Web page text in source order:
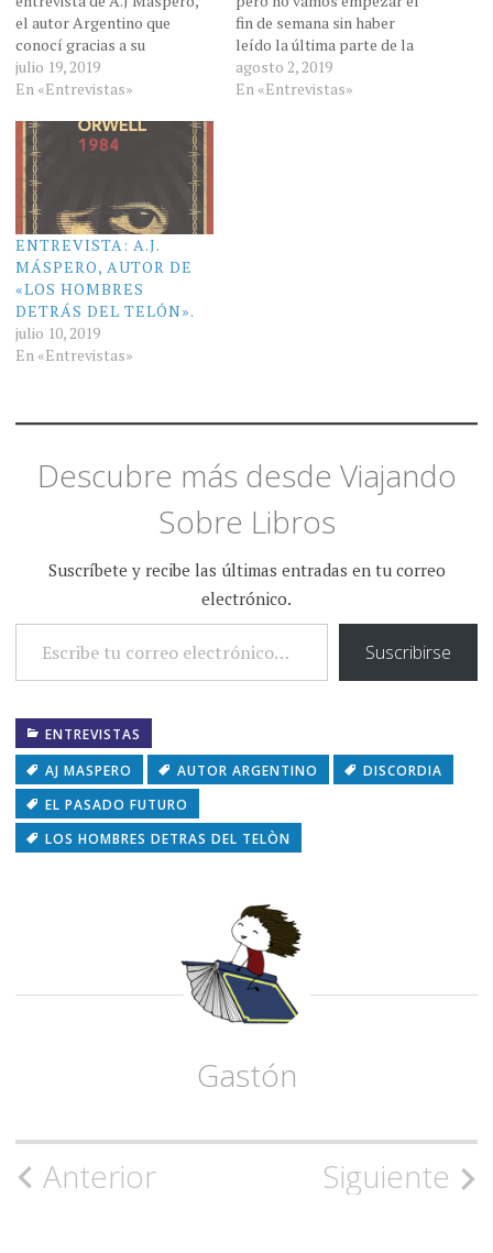
el autor Argentino que
conocí gracias a su
libro “Los hombres detrás
del Telón”, obra que estuvo
mejores lecturas durante el
2018. La semana pasada
estuvimos conociendo un
poco de sus gustos…
julio 19, 2019
En «Entrevistas»
fin de semana sin haber
leído la última parte de la
entrevista de A.J. Máspero,
autor de "Los Hombres
agosto 2, 2019
En «Entrevistas»
ENTREVISTA: A.J.
MÁSPERO, AUTOR DE
«LOS HOMBRES
DETRÁS DEL TELÓN».
julio 10, 2019
En «Entrevistas»
Descubre más desde Viajando
Sobre Libros
Suscríbete y recibe las últimas entradas en tu correo
electrónico.
ESCRIBE TU CORREO ELECTRÓNICO…
Suscribirse
ENTREVISTAS
AJ MASPERO
AUTOR ARGENTINO
DISCORDIA
EL PASADO FUTURO
LOS HOMBRES DETRAS DEL TELÒN
Gastón
Navegación
Anterior Siguiente